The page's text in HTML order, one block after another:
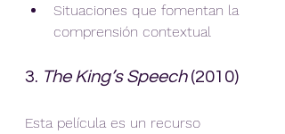
Situaciones que fomentan la
comprensión contextual
3. The King’s Speech (2010)
Esta película es un recurso